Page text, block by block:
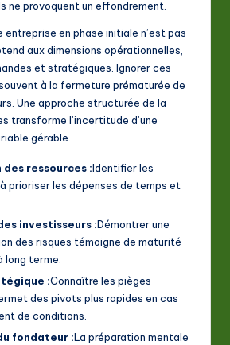
ne provoquent un effondrement.
entreprise en phase initiale n’est pas
aux dimensions opérationnelles,
et stratégiques. Ignorer ces
à la fermeture prématurée de
Une approche structurée de la
transforme l’incertitude d’une
gérable.
ressources :Identifier les
prioriser les dépenses de temps et
investisseurs :Démontrer une
des risques témoigne de maturité
long terme.
:Connaître les pièges
des pivots plus rapides en cas
de conditions.
fondateur :La préparation mentale